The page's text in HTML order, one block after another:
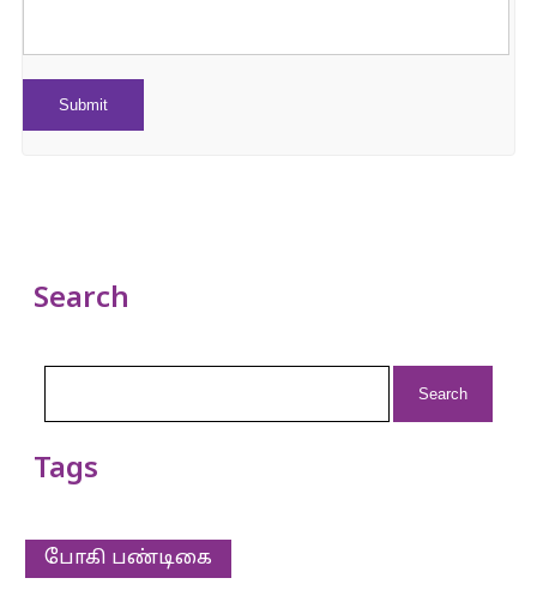
Search
Tags
போகி பண்டிகை